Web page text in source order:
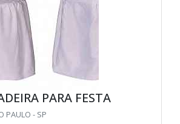
PARA FESTA
PAULO - SP